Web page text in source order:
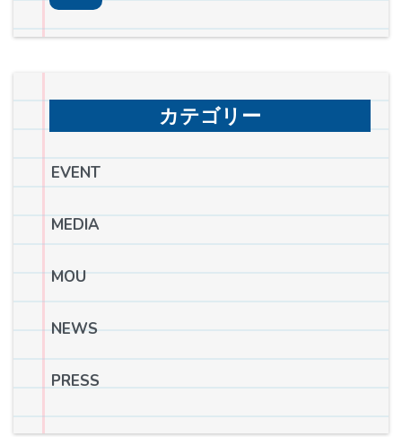
カテゴリー
EVENT
MEDIA
MOU
NEWS
PRESS